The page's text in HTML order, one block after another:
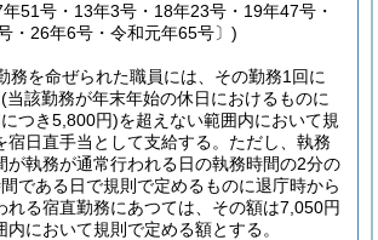
51号・13年3号・18年23号・19年47号・
・26年6号・令和元年65号〕)
務を命ぜられた職員には、その勤務1回に
(当該勤務が年末年始の休日におけるものに
つき5,800円)を超えない範囲内において規
宿日直手当として支給する。 ただし、執務
が執務が通常行われる日の執務時間の2分の
である日で規則で定めるものに退庁時から
れる宿直勤務にあつては、その額は7,050円
内において規則で定める額とする。